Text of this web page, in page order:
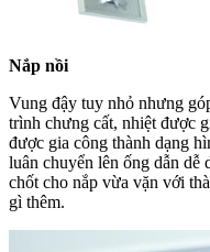
Nắp nồi
Vung đậy tuy nhỏ nhưng
trình chưng cất, nhiệt được
được gia công thành dạng
luân chuyển lên ống dẫn dễ
chốt cho nắp vừa vặn với
gì thêm.